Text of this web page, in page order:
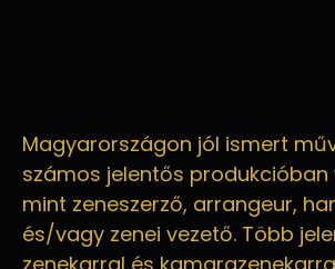
Magyarországon jól ismert
számos jelentős produkcióban
mint zeneszerző, arrangeur,
és/vagy zenei vezető. Több